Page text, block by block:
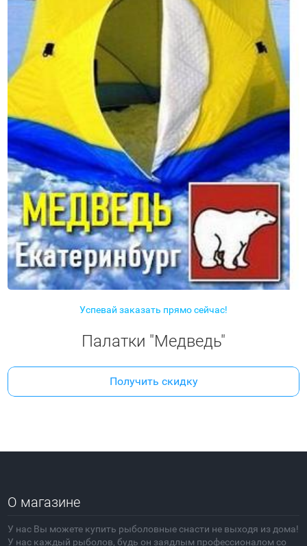
Успевай заказать прямо сейчас!
Палатки "Медведь"
Получить скидку
О магазине
У нас Вы можете купить рыболовные снасти не выходя из дома!
У нас каждый рыболов, будь он заядлым профессионалом со